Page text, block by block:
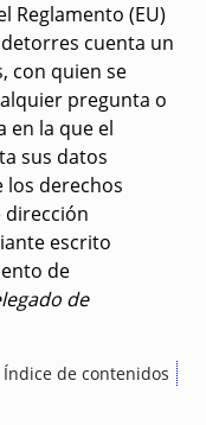
Reglamento (EU)
cuenta un
con quien se
pregunta o
en la que el
sus datos
los derechos
dirección
escrito
de
de
Índice de contenidos